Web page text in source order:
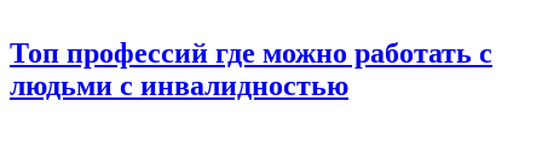
Топ профессий где можно работать с
людьми с инвалидностью